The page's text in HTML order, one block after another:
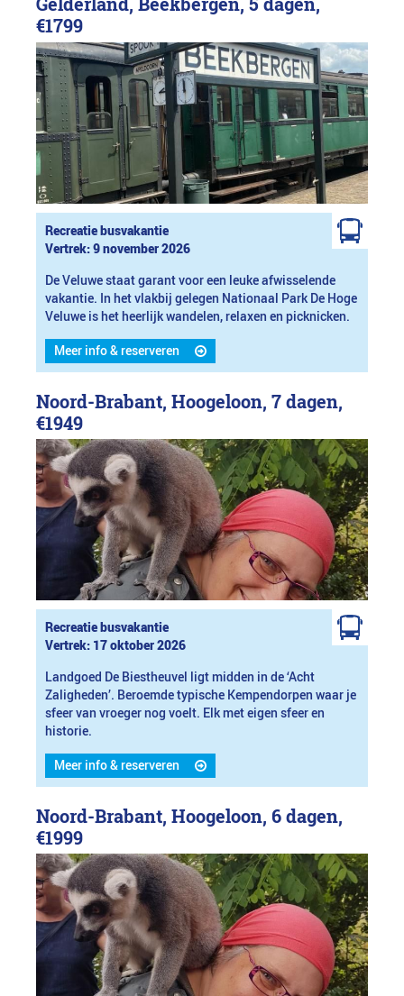
€1799
Recreatie busvakantie
Vertrek: 9 november 2026
De Veluwe staat garant voor een leuke afwisselende
vakantie. In het vlakbij gelegen Nationaal Park De Hoge
Veluwe is het heerlijk wandelen, relaxen en picknicken.
Meer info & reserveren
Noord-Brabant, Hoogeloon, 7 dagen,
€1949
Recreatie busvakantie
Vertrek: 17 oktober 2026
Landgoed De Biestheuvel ligt midden in de ‘Acht
Zaligheden’. Beroemde typische Kempendorpen waar je
sfeer van vroeger nog voelt. Elk met eigen sfeer en
historie.
Meer info & reserveren
Noord-Brabant, Hoogeloon, 6 dagen,
€1999